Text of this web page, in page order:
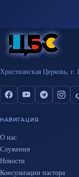
Христианская Церковь,
НАВИГАЦИЯ
О нас
Служения
Новости
Консультации пастора